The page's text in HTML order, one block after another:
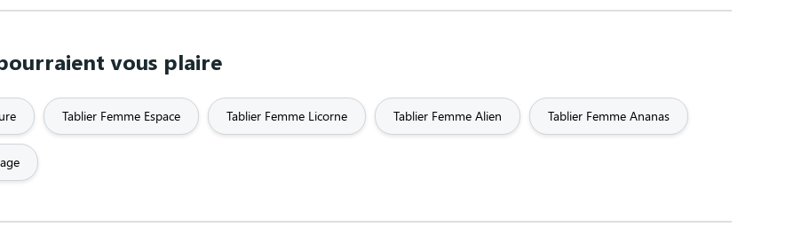
vous plaire
Tablier Femme Espace Tablier Femme Licorne Tablier Femme Alien Tablier Femme Ananas